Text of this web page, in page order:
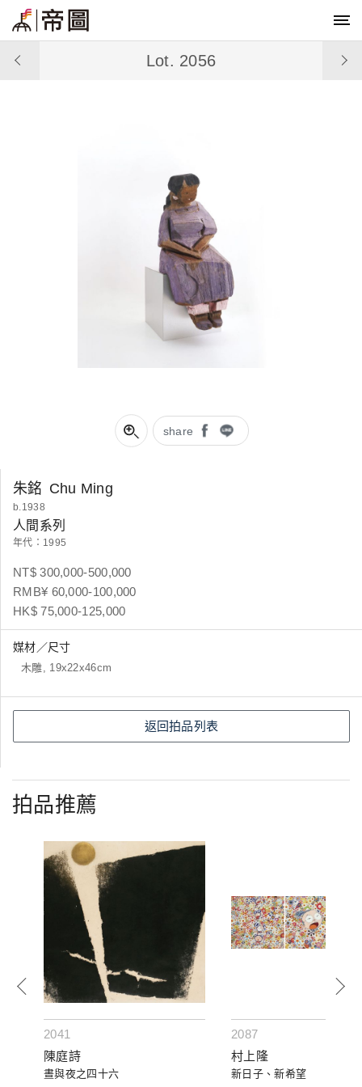
share
Lot. 2056
朱銘 Chu Ming
b.1938
人間系列
年代：1995
NT$ 300,000-500,000
RMB¥ 60,000-100,000
HK$ 75,000-125,000
媒材／尺寸
木雕, 19x22x46cm
返回拍品列表
拍品推薦
2041
陳庭詩
晝與夜之四十六
2087
村上隆
新日子、新希望